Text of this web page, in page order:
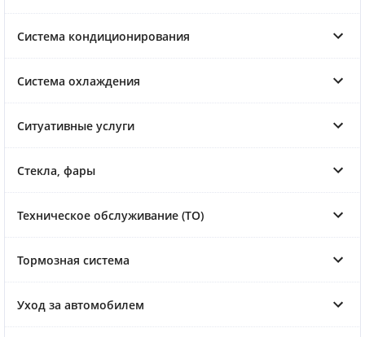
Система кондиционирования
Система охлаждения
Ситуативные услуги
Стекла, фары
Техническое обслуживание (ТО)
Тормозная система
Уход за автомобилем